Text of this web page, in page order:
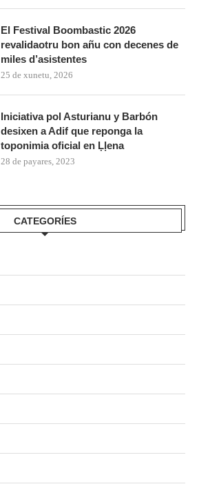
El Festival Boombastic 2026
revalidaotru bon añu con decenes de
miles d’asistentes
25 de xunetu, 2026
Iniciativa pol Asturianu y Barbón
desixen a Adif que reponga la
toponimia oficial en Ḷḷena
28 de payares, 2023
CATEGORÍES